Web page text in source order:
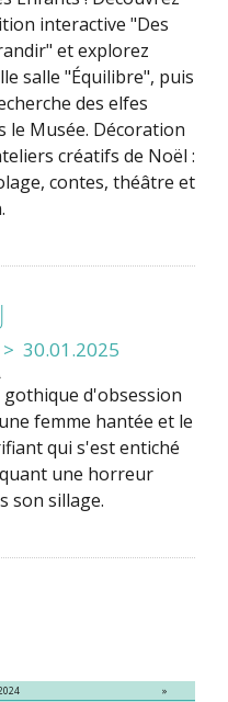
interactive "Des
et explorez
salle "Équilibre", puis
des elfes
le Musée. Décoration
créatifs de Noël :
contes, théâtre et
30.01.2025
d'obsession
femme hantée et le
qui s'est entiché
une horreur
son sillage.
»